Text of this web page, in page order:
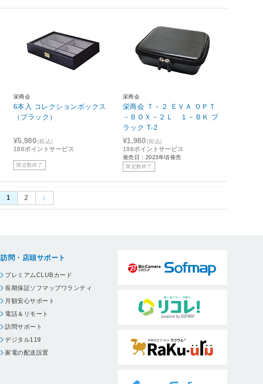
栄商会
6本入 コレクションボックス
（ブラック）
¥5,980(税込)
180ポイントサービス
限定数終了
栄商会
栄商会 Ｔ－２ ＥＶＡ ＯＰＴ
－ＢＯＸ－２Ｌ １－ＢＫ ブ
ラック T-2
¥1,980(税込)
198ポイントサービス
発売日：2023年頃発売
限定数終了
1 2
訪問・店頭サポート
プレミアムCLUBカード
長期保証ソフマップワランティ
月額安心サポート
電話＆リモート
訪問サポート
デジタル119
家電の配送設置